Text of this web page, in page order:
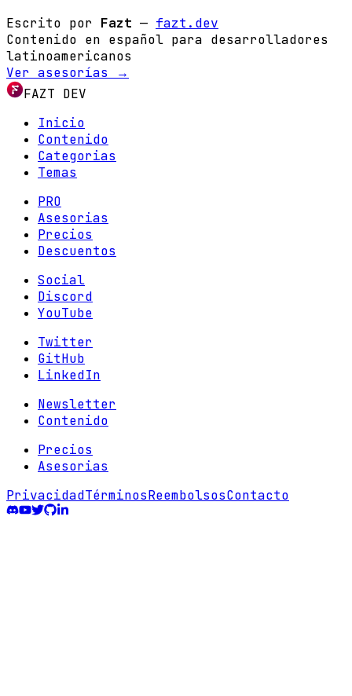
Escrito por Fazt — fazt.dev
Contenido en español para desarrolladores
latinoamericanos
Ver asesorías →
FAZT DEV
Inicio
Contenido
Categorias
Temas
PRO
Asesorias
Precios
Descuentos
Social
Discord
YouTube
Twitter
GitHub
LinkedIn
Newsletter
Contenido
Precios
Asesorias
PrivacidadTérminosReembolsosContacto